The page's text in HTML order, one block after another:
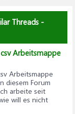
Threads -
Arbeitsmappe
Arbeitsmappe
diesem Forum
arbeite seit
will es nicht